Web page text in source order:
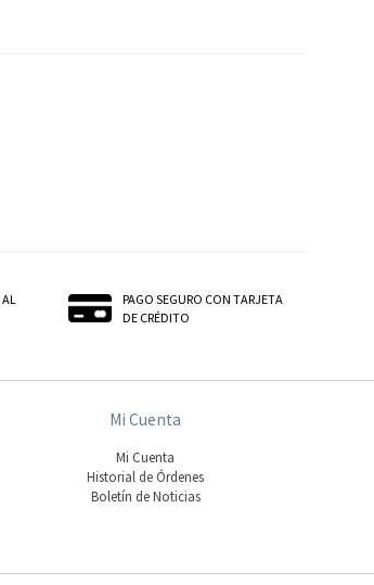
AL
PAGO SEGURO CON TARJETA
DE CRÉDITO
Mi Cuenta
Mi Cuenta
Historial de Órdenes
Boletín de Noticias